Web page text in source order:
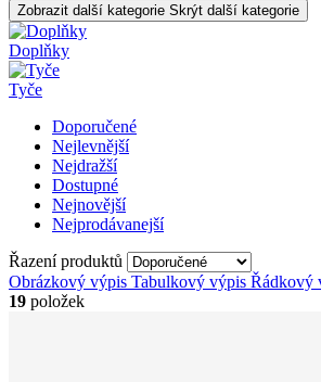
Zobrazit další kategorie Skrýt další kategorie
Doplňky
Tyče
Doporučené
Nejlevnější
Nejdražší
Dostupné
Nejnovější
Nejprodávanejší
Řazení produktů
Obrázkový výpis Tabulkový výpis Řádkový
19 položek